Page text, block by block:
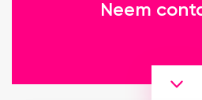
Neem